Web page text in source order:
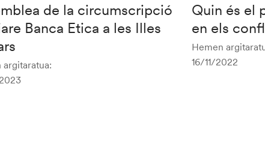
de la circumscripció
Banca Etica a les Illes
argitaratua:
Quin és el
en els
Hemen
16/11/2022